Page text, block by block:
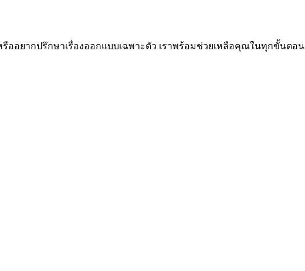
ออยากปรึกษาเรื่องออกแบบเฉพาะตัว เราพร้อมช่วยเหลือคุณในทุกขั้นตอน